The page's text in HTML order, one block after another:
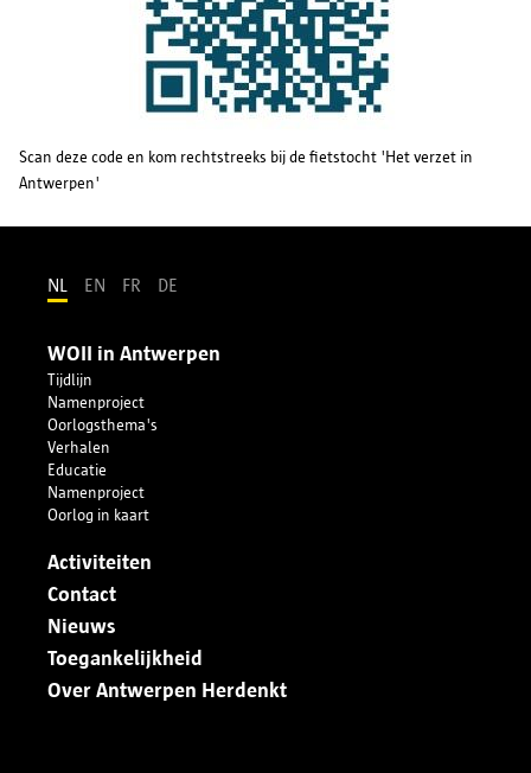
Scan deze code en kom rechtstreeks bij de fietstocht 'Het verzet in
Antwerpen'
NL EN FR DE
WOII in Antwerpen
Tijdlijn
Namenproject
Oorlogsthema's
Verhalen
Educatie
Namenproject
Oorlog in kaart
Activiteiten
Contact
Nieuws
Toegankelijkheid
Over Antwerpen Herdenkt